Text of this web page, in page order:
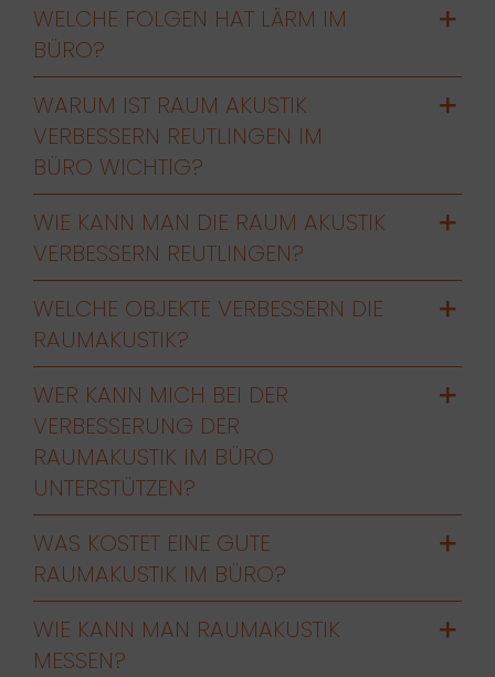
WELCHE FOLGEN HAT LÄRM IM
BÜRO?
WARUM IST RAUM AKUSTIK
VERBESSERN REUTLINGEN IM
BÜRO WICHTIG?
WIE KANN MAN DIE RAUM AKUSTIK
VERBESSERN REUTLINGEN?
WELCHE OBJEKTE VERBESSERN DIE
RAUMAKUSTIK?
WER KANN MICH BEI DER
VERBESSERUNG DER
RAUMAKUSTIK IM BÜRO
UNTERSTÜTZEN?
WAS KOSTET EINE GUTE
RAUMAKUSTIK IM BÜRO?
WIE KANN MAN RAUMAKUSTIK
MESSEN?